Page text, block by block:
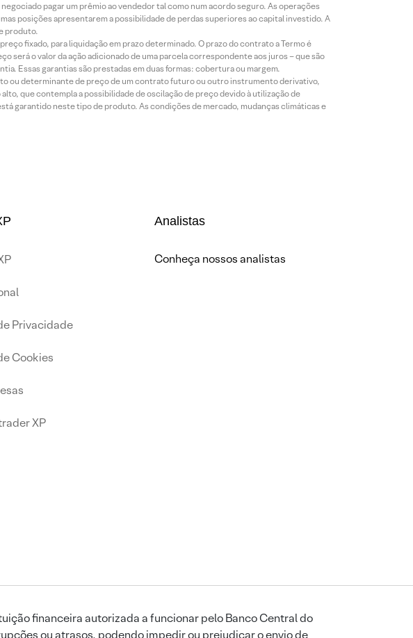
pagar um prêmio ao vendedor tal como num acordo seguro. As operações
posições apresentarem a possibilidade de perdas superiores ao capital investido. A
produto.
fixado, para liquidação em prazo determinado. O prazo do contrato a Termo é
será o valor da ação adicionado de uma parcela correspondente aos juros – que são
Essas garantias são prestadas em duas formas: cobertura ou margem.
ou determinante de preço de um contrato futuro ou outro instrumento derivativo,
que contempla a possibilidade de oscilação de preço devido à utilização de
garantido neste tipo de produto. As condições de mercado, mudanças climáticas e
Privacidade
Cookies
XP
Analistas
Conheça nossos analistas
financeira autorizada a funcionar pelo Banco Central do
ou atrasos, podendo impedir ou prejudicar o envio de